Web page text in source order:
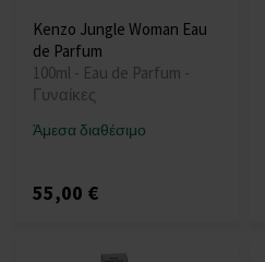
Kenzo Jungle Woman Eau
de Parfum
100ml - Eau de Parfum -
Γυναίκες
Άμεσα διαθέσιμο
55,00 €